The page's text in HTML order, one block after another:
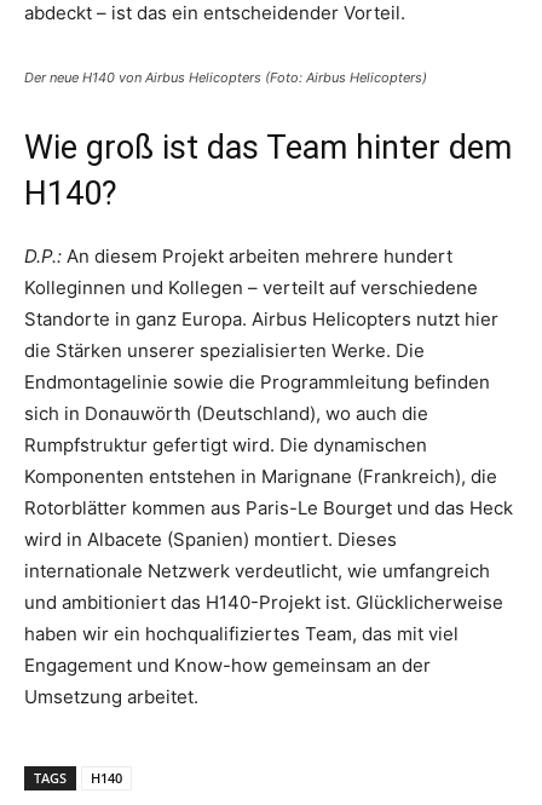
abdeckt – ist das ein entscheidender Vorteil.
Der neue H140 von Airbus Helicopters (Foto: Airbus Helicopters)
Wie groß ist das Team hinter dem
H140?
D.P.: An diesem Projekt arbeiten mehrere hundert
Kolleginnen und Kollegen – verteilt auf verschiedene
Standorte in ganz Europa. Airbus Helicopters nutzt hier
die Stärken unserer spezialisierten Werke. Die
Endmontagelinie sowie die Programmleitung befinden
sich in Donauwörth (Deutschland), wo auch die
Rumpfstruktur gefertigt wird. Die dynamischen
Komponenten entstehen in Marignane (Frankreich), die
Rotorblätter kommen aus Paris-Le Bourget und das Heck
wird in Albacete (Spanien) montiert. Dieses
internationale Netzwerk verdeutlicht, wie umfangreich
und ambitioniert das H140-Projekt ist. Glücklicherweise
haben wir ein hochqualifiziertes Team, das mit viel
Engagement und Know-how gemeinsam an der
Umsetzung arbeitet.
TAGS H140